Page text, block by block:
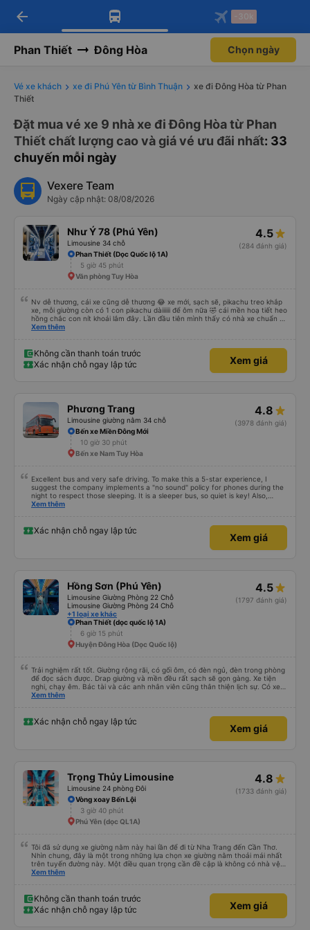
Tải app Vexere ngay!
Nhận ưu đãi thành viên độc
Mở app
Tải app Vexere
-30k/ghế khi đặt vé máy bay qua
Mở app
arrow_back -30k
Phan Thiết Đông Hòa Chọn ngày
Vé xe khách xe đi Phú Yên từ Bình Thuận
xe đi Đông Hòa từ Phan
Thiết
Đặt mua vé xe 9 nhà xe đi Đông Hòa từ Phan
Thiết chất lượng cao và giá vé ưu đãi nhất: 33
chuyến mỗi ngày
Vexere Team
Ngày cập nhật: 08/08/2026
Như Ý 78 (Phú Yên)
Limousine 34 chỗ
4.5
(284 đánh giá)
Phan Thiết (Dọc Quốc lộ 1A)
5 giờ 45 phút
Văn phòng Tuy Hòa
Nv dễ thương, cái xe cũng dễ thương 😂 xe mới, sạch sẽ, pikachu treo khắp
xe, mỗi giường còn có 1 con pikachu dàiiiiii để ôm nữa 🤣 cái mền hoạ tiết heo
hồng chắc con nít khoái lắm đây. Lần đầu tiên mình thấy có nhà xe chuẩn bị
cả bàn chải đánh răng. Có 2 ông bà cụ lên xe còn được nv dẫn tới tận nơi để
Xem thêm
Không cần thanh toán trước
Xác nhận chỗ ngay lập tức
Xem giá
Phương Trang
Limousine giường nằm 34 chỗ
4.8
(3978 đánh giá)
Bến xe Miền Đông Mới
10 giờ 30 phút
Bến xe Nam Tuy Hòa
Excellent bus and very safe driving. To make this a 5-star experience, I
suggest the company implements a "no sound" policy for phones during the
night to respect those sleeping. It is a sleeper bus, so quiet is key! Also,
please display the Wi-Fi password clearly inside the cabin for convenience. I
quy định rõ ràng về việc giữ im lặng (tắt âm thanh điện thoại) vào ban đêm
để tránh làm phiền hành khách khác ngủ. Ngoài ra, nhà xe nên dán sẵn mật
khẩu Wi-Fi trong xe để hành khách dễ dàng sử dụng. Tôi vẫn sẽ tiếp tục ủng
Xem thêm
Xác nhận chỗ ngay lập tức
Xem giá
Hồng Sơn (Phú Yên)
Limousine Giường Phòng 22 Chỗ
Limousine Giường Phòng 24 Chỗ
+1 loại xe khác
4.5
(1797 đánh giá)
Phan Thiết (dọc quốc lộ 1A)
6 giờ 15 phút
Huyện Đông Hòa (Dọc Quốc lộ)
Trải nghiệm rất tốt. Giường rộng rãi, có gối ôm, có đèn ngủ, đèn trong phòng
để đọc sách được. Drap giường và mền đều rất sạch sẽ gọn gàng. Xe tiện
nghi, chạy êm. Bác tài và các anh nhân viên cũng thân thiện lịch sự. Có xe
trung chuyển về nội thành thành phố tuy hoà rất tiện. Giá vé hợp lý. Nói
Xem thêm
Xác nhận chỗ ngay lập tức
Xem giá
Trọng Thủy Limousine
Limousine 24 phòng Đôi
4.8
(1733 đánh giá)
Vòng xoay Bến Lội
3 giờ 40 phút
Phú Yên (dọc QL1A)
Tôi đã sử dụng xe giường nằm này hai lần để đi từ Nha Trang đến Cần Thơ.
Nhìn chung, đây là một trong những lựa chọn xe giường nằm thoải mái nhất
trên tuyến đường này. Một điều quan trọng cần đề cập là không có nhà vệ
sinh trên xe, điều này có thể gây khó chịu trên một hành trình dài xuyên
chậm khoảng một tiếng, nhưng công ty đã thông báo trước cho tôi, nên tôi
không gặp vấn đề gì. Xe khá thoải mái, có chăn và hai gối, và các tài xế lịch
sự và thân thiện. Có các điểm dừng nghỉ vào khoảng 4:00 sáng và 9:00
Xem thêm
Không cần thanh toán trước
Xác nhận chỗ ngay lập tức
Xem giá